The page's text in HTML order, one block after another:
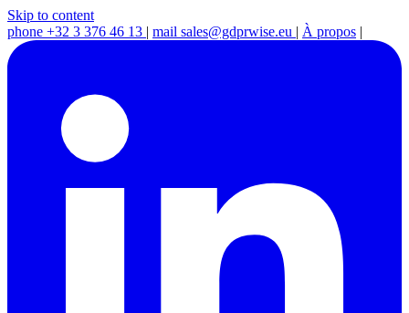
Skip to content
phone +32 3 376 46 13 | mail sales@gdprwise.eu | À propos |